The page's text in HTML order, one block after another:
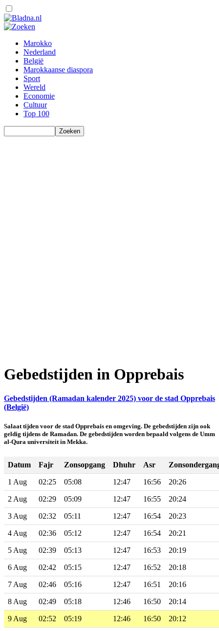
Marokko
Nederland
België
Marokkaanse diaspora
Sport
Wereld
Economie
Cultuur
Top 100
Gebedstijden in Opprebais
Gebedstijden (Ramadan kalender 2025) voor de stad Opprebais
(België)
Salaat tijden voor de stad Opprebais en omgeving. De gebedstijden zijn ook
geldig tijdens de Ramadan. De gebedstijden worden bepaald volgens de Umm
al-Qura universiteit in Mekka.
Datum Fajr Zonsopgang Dhuhr Asr
1 Aug 02:25 05:08 12:47 16:56 20:26
2 Aug 02:29 05:09 12:47 16:55 20:24
3 Aug 02:32 05:11 12:47 16:54 20:23
4 Aug 02:36 05:12 12:47 16:54 20:21
5 Aug 02:39 05:13 12:47 16:53 20:19
6 Aug 02:42 05:15 12:47 16:52 20:18
7 Aug 02:46 05:16 12:47 16:51 20:16
8 Aug 02:49 05:18 12:46 16:50 20:14
9 Aug 02:52 05:19 12:46 16:50 20:12